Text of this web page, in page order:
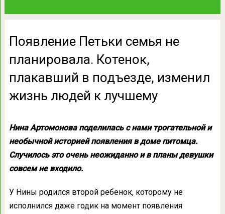
Появление Петьки семья не
планировала. Котенок,
плакавший в подъезде, изменил
жизнь людей к лучшему
Нина Артомонова поделилась с нами трогательной и
необычной историей появления в доме питомца.
Случилось это очень неожиданно и в планы девушки
совсем не входило.
У Нины родился второй ребенок, которому не
исполнился даже годик на момент появления